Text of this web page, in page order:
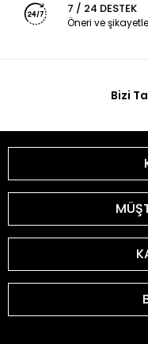
7 / 24 DESTEK
Öneri ve
Bizi